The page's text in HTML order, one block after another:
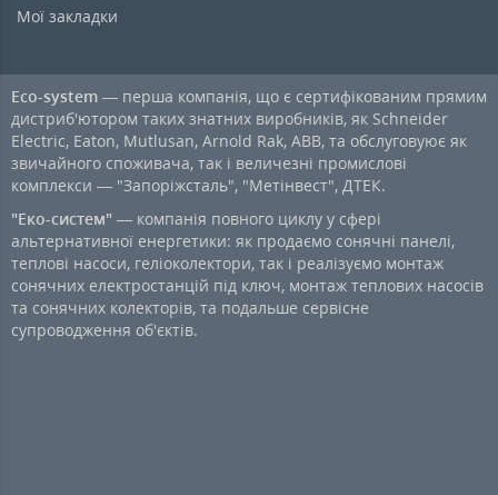
Мої закладки
Eco-system — перша компанія, що є сертифікованим прямим
дистриб'ютором таких знатних виробників, як Schneider
Electric, Eaton, Mutlusan, Arnold Rak, ABB, та обслуговуює як
звичайного споживача, так і величезні промислові
комплекси — "Запоріжсталь", "Метінвест", ДТЕК.
"Еко-систем" — компанія повного циклу у сфері
альтернативної енергетики: як продаємо сонячні панелі,
теплові насоси, геліоколектори, так і реалізуємо монтаж
сонячних електростанцій під ключ, монтаж теплових насосів
та сонячних колекторів, та подальше сервісне
супроводження об'єктів.